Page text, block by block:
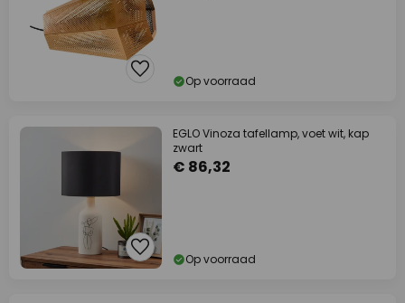
Op voorraad
EGLO Vinoza tafellamp, voet wit, kap
zwart
€ 86,32
Op voorraad